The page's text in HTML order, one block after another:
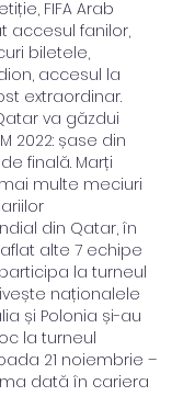
FIFA Arab
accesul fanilor,
biletele,
accesul la
extraordinar.
va găzdui
2022: șase din
finală. Marți
multe meciuri
din Qatar, în
alte 7 echipe
la turneul
naționalele
și Polonia și-au
la turneul
21 noiembrie –
dată în cariera